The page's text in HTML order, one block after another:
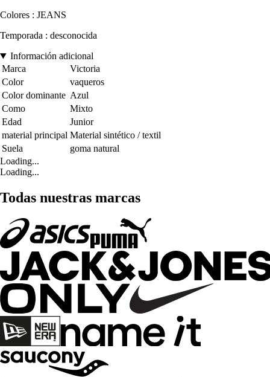
Colores : JEANS
Temporada : desconocida
Información adicional
Marca
Victoria
Color
vaqueros
Color dominante Azul
Como
Mixto
Edad
Junior
material principal Material sintético / textil
Suela
goma natural
Loading...
Loading...
Todas nuestras marcas